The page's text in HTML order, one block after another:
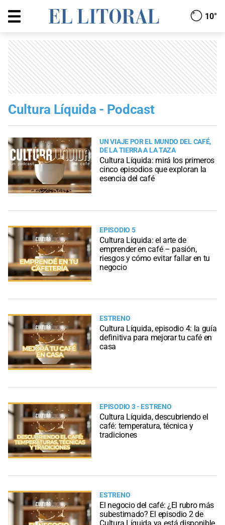
10°
Cultura Líquida - Podcast
UN VIAJE POR EL MUNDO DEL CAFÉ,
DE LA TIERRA A LA TAZA
Cultura Líquida: mirá los primeros
cinco episodios que exploran la
esencia del café
EPISODIO 5
Cultura Líquida: el arte de
emprender en café – pasión,
riesgos y cómo evitar fallar en tu
negocio
ESTRENO
Cultura Líquida, episodio 4: la guía
definitiva para mejorar tu café en
casa
EPISODIO 3 - ESTRENO
Cultura Líquida, descubriendo el
café: temperatura, técnica y
tradiciones
ESTRENO
El negocio del café: ¿El rubro más
subestimado? El episodio 2 de